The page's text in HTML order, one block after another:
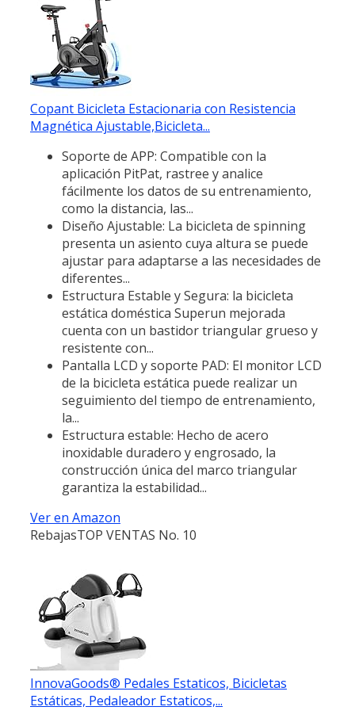
Copant Bicicleta Estacionaria con Resistencia
Magnética Ajustable,Bicicleta...
Soporte de APP: Compatible con la
aplicación PitPat, rastree y analice
fácilmente los datos de su entrenamiento,
como la distancia, las...
Diseño Ajustable: La bicicleta de spinning
presenta un asiento cuya altura se puede
ajustar para adaptarse a las necesidades de
diferentes...
Estructura Estable y Segura: la bicicleta
estática doméstica Superun mejorada
cuenta con un bastidor triangular grueso y
resistente con...
Pantalla LCD y soporte PAD: El monitor LCD
de la bicicleta estática puede realizar un
seguimiento del tiempo de entrenamiento,
la...
Estructura estable: Hecho de acero
inoxidable duradero y engrosado, la
construcción única del marco triangular
garantiza la estabilidad...
Ver en Amazon
RebajasTOP VENTAS No. 10
InnovaGoods® Pedales Estaticos, Bicicletas
Estáticas, Pedaleador Estaticos,...